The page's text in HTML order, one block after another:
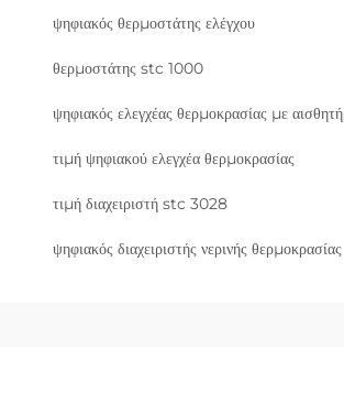
ψηφιακός θερμοστάτης ελέγχου
θερμοστάτης stc 1000
ψηφιακός ελεγχέας θερμοκρασίας με
τιμή ψηφιακού ελεγχέα θερμοκρασίας
τιμή διαχειριστή stc 3028
ψηφιακός διαχειριστής νερινής θερμοκρασίας